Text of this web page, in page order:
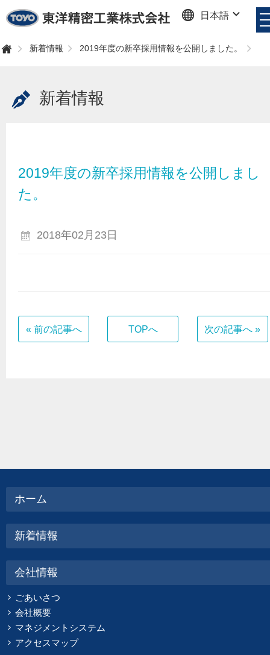
日本語
新着情報 2019年度の新卒採用情報を公開しました。
新着情報
2019年度の新卒採用情報を公開しまし
た。
2018年02月23日
« 前の記事へ TOPへ 次の記事へ »
ホーム
新着情報
会社情報
ごあいさつ
会社概要
マネジメントシステム
アクセスマップ